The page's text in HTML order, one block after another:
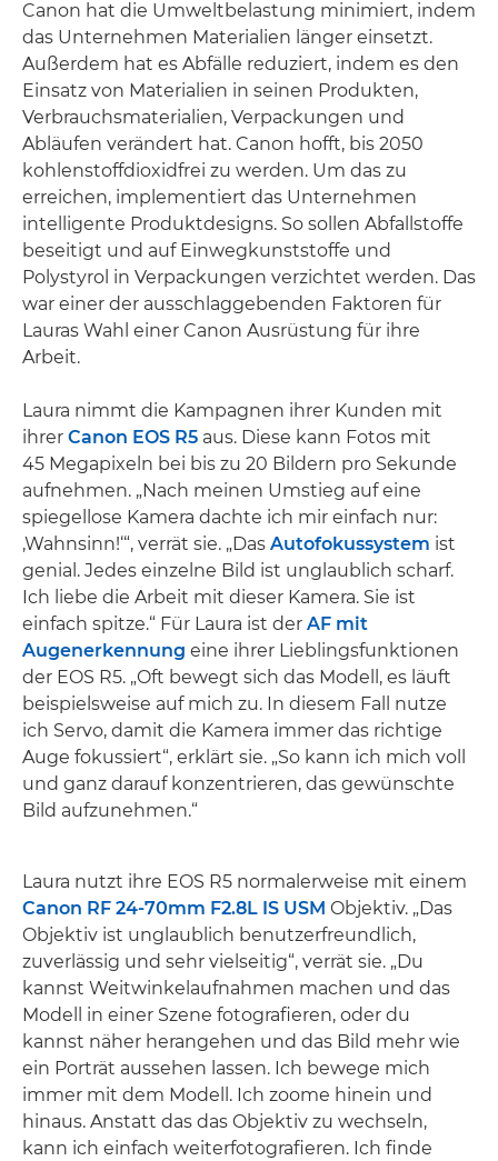
Canon hat die Umweltbelastung minimiert, indem
das Unternehmen Materialien länger einsetzt.
Außerdem hat es Abfälle reduziert, indem es den
Einsatz von Materialien in seinen Produkten,
Verbrauchsmaterialien, Verpackungen und
Abläufen verändert hat. Canon hofft, bis 2050
kohlenstoffdioxidfrei zu werden. Um das zu
erreichen, implementiert das Unternehmen
intelligente Produktdesigns. So sollen Abfallstoffe
beseitigt und auf Einwegkunststoffe und
Polystyrol in Verpackungen verzichtet werden. Das
war einer der ausschlaggebenden Faktoren für
Lauras Wahl einer Canon Ausrüstung für ihre
Arbeit.
Laura nimmt die Kampagnen ihrer Kunden mit
ihrer Canon EOS R5 aus. Diese kann Fotos mit
45 Megapixeln bei bis zu 20 Bildern pro Sekunde
aufnehmen. „Nach meinen Umstieg auf eine
spiegellose Kamera dachte ich mir einfach nur:
‚Wahnsinn!‘“, verrät sie. „Das Autofokussystem ist
genial. Jedes einzelne Bild ist unglaublich scharf.
Ich liebe die Arbeit mit dieser Kamera. Sie ist
einfach spitze.“ Für Laura ist der AF mit
Augenerkennung eine ihrer Lieblingsfunktionen
der EOS R5. „Oft bewegt sich das Modell, es läuft
beispielsweise auf mich zu. In diesem Fall nutze
ich Servo, damit die Kamera immer das richtige
Auge fokussiert“, erklärt sie. „So kann ich mich voll
und ganz darauf konzentrieren, das gewünschte
Bild aufzunehmen.“
Laura nutzt ihre EOS R5 normalerweise mit einem
Canon RF 24-70mm F2.8L IS USM Objektiv. „Das
Objektiv ist unglaublich benutzerfreundlich,
zuverlässig und sehr vielseitig“, verrät sie. „Du
kannst Weitwinkelaufnahmen machen und das
Modell in einer Szene fotografieren, oder du
kannst näher herangehen und das Bild mehr wie
ein Porträt aussehen lassen. Ich bewege mich
immer mit dem Modell. Ich zoome hinein und
hinaus. Anstatt das das Objektiv zu wechseln,
kann ich einfach weiterfotografieren. Ich finde